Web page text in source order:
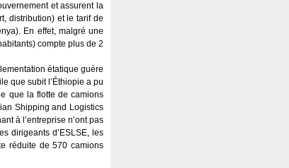
et assurent la
distribution) et le tarif de
En effet, malgré une
compte plus de 2
étatique guère
que subit l’Éthiopie a pu
que la flotte de camions
Shipping and Logistics
à l’entreprise n’ont pas
dirigeants d’ESLSE, les
réduite de 570 camions